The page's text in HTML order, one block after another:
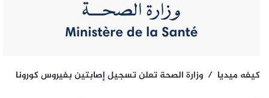
كيفه ميديا / وزارة الصحة تعلن تسجيل إصابتين بفيروس كورونا